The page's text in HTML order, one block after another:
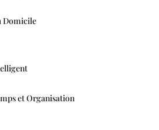
Domicile
et Organisation